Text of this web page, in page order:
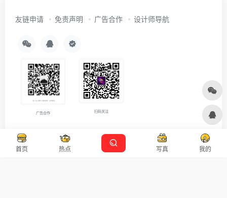
首页 热点 写真 我的
友链申请 免责声明 广告合作 设计师导航
广告合作 扫码关注
Copyright © 2026沪ICP备2021007899号-5 Designed by 设计资源